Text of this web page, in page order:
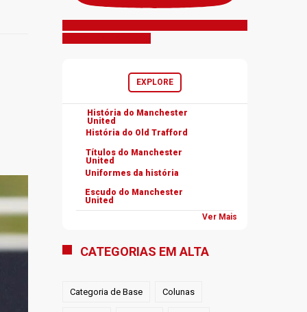
EXPLORE
História do Old Trafford
Títulos do Manchester
United
Uniformes da história
Ver Mais
História do Manchester
United
Escudo do Manchester
United
CATEGORIAS EM ALTA
Categoria de Base Colunas